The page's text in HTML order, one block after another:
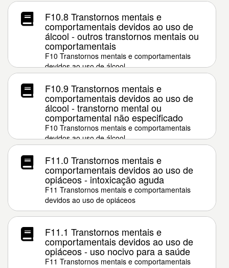
F10.8 Transtornos mentais e
comportamentais devidos ao uso de
álcool - outros transtornos mentais ou
comportamentais
F10 Transtornos mentais e comportamentais
devidos ao uso de álcool
F10.9 Transtornos mentais e
comportamentais devidos ao uso de
álcool - transtorno mental ou
comportamental não especificado
F10 Transtornos mentais e comportamentais
devidos ao uso de álcool
F11.0 Transtornos mentais e
comportamentais devidos ao uso de
opiáceos - intoxicação aguda
F11 Transtornos mentais e comportamentais
devidos ao uso de opiáceos
F11.1 Transtornos mentais e
comportamentais devidos ao uso de
opiáceos - uso nocivo para a saúde
F11 Transtornos mentais e comportamentais